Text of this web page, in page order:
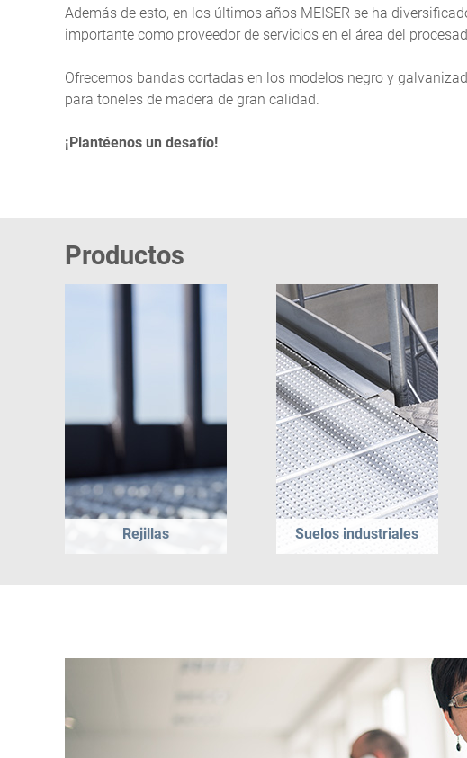
Además de esto, en los últimos años MEISER se ha
importante como proveedor de servicios en el área del
Ofrecemos bandas cortadas en los modelos negro y
para toneles de madera de gran calidad.
¡Plantéenos un desafío!
Productos
Rejillas Suelos industriales